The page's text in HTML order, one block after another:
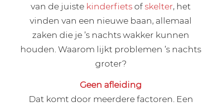
van de juiste kinderfietsofskelter, het
vinden van een nieuwe baan, allemaal
zaken die je ’s nachts wakker kunnen
houden. Waarom lijkt problemen ’s nachts
groter?
Geen afleiding
Dat komt door meerdere factoren. Een